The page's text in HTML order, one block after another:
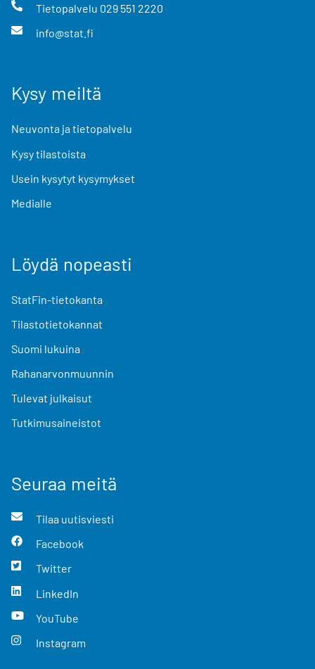
Tietopalvelu 029 551 2220
info@stat.fi
Kysy meiltä
Neuvonta ja tietopalvelu
Kysy tilastoista
Usein kysytyt kysymykset
Medialle
Löydä nopeasti
StatFin-tietokanta
Tilastotietokannat
Suomi lukuina
Rahanarvonmuunnin
Tulevat julkaisut
Tutkimusaineistot
Seuraa meitä
Tilaa uutisviesti
Facebook
Twitter
LinkedIn
YouTube
Instagram